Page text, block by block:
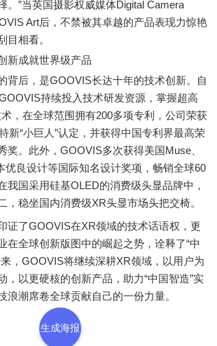
。”当英国摄影权威媒体Digital Camera
Art后，不禁被其卓越的产品表现力惊艳
目相看。
成就世界级产品
后，是GOOVIS长达十年的技术创新。自
持续投入技术研发资源，掌握超高
，在全球范围拥有200多项专利，公司荣获
新“小巨人”认定，并获得中国专利界最高荣
。此外，GOOVIS多次获得美国Muse、
优良设计等国际知名设计奖项，畅销全球60
我国采用硅基OLED的消费级头显品牌中，
，稳坐国内消费级XR头显市场头把交椅。
了GOOVIS在XR领域的技术话语权，更
在全球创新版图中的崛起之势，诠释了“中
，GOOVIS将继续深耕XR领域，以用户为
，以更硬核的创新产品，助力“中国智造”实
浪潮席卷全球贡献自己的一份力量。
生成海报